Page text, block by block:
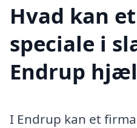
Hvad kan
speciale i
Endrup
I Endrup kan et